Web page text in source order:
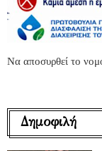
Να αποσυρθεί το
Δημοφιλή